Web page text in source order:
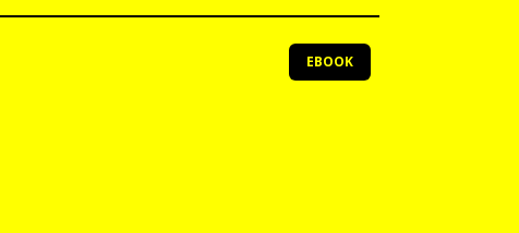
EBOOK